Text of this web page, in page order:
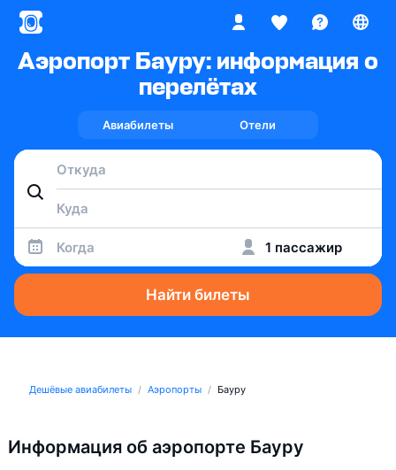
Аэропорт Бауру: информация о
перелётах
Авиабилеты Отели
Когда 1 пассажир
Найти билеты
Дешёвые авиабилеты Аэропорты Бауру
Информация об аэропорте Бауру